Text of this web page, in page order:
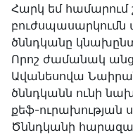
Հարկ եմ համարում
բուժսպասարկումն
ծննդկանը
Որոշ ժամանակ
Ավանեսովա
ծննդկանն ունի
քեֆ-ուրախության
Ծննդկանի